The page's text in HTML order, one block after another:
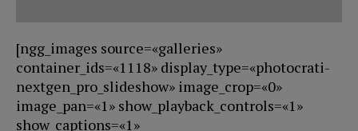
[ngg_images source=«galleries»
container_ids=«1118» display_type=«photocrati-
nextgen_pro_slideshow» image_crop=«0»
image_pan=«1» show_playback_controls=«1»
show_captions=«1»